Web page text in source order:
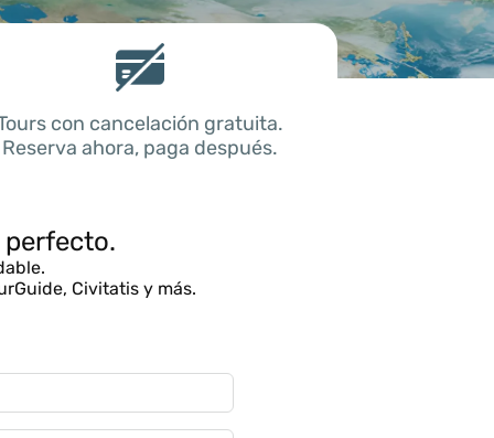
con cancelación gratuita.
Reserva ahora, paga después.
perfecto.
Civitatis y más.